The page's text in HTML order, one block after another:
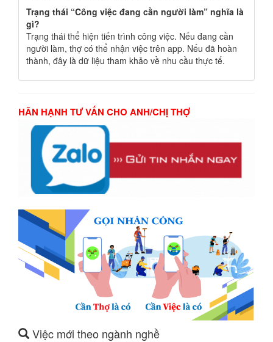
Trạng thái “Công việc đang cần người làm” nghĩa là
gì?
Trạng thái thể hiện tiến trình công việc. Nếu đang cần
người làm, thợ có thể nhận việc trên app. Nếu đã hoàn
thành, đây là dữ liệu tham khảo về nhu cầu thực tế.
HÂN HẠNH TƯ VẤN CHO ANH/CHỊ THỢ
Việc mới theo ngành nghề